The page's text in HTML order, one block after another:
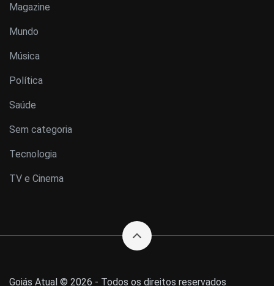
Magazine
Mundo
Música
Política
Saúde
Sem categoria
Tecnologia
TV e Cinema
Goiás Atual © 2026 - Todos os direitos reservados